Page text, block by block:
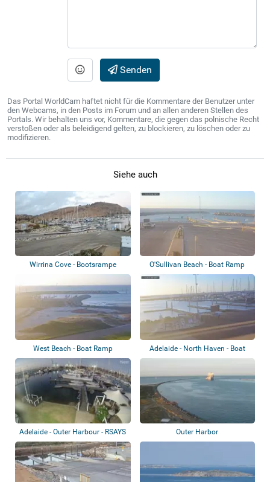
Senden
Das Portal WorldCam haftet nicht für die Kommentare der Benutzer unter
den Webcams, in den Posts im Forum und an allen anderen Stellen des
Portals. Wir behalten uns vor, Kommentare, die gegen das polnische Recht
verstoßen oder als beleidigend gelten, zu blockieren, zu löschen oder zu
modifizieren.
Siehe auch
Wirrina Cove - Bootsrampe O'Sullivan Beach - Boat Ramp
West Beach - Boat Ramp
Adelaide - North Haven - Boat
Ramp
Adelaide - Outer Harbour - RSAYS
Marina
Outer Harbor